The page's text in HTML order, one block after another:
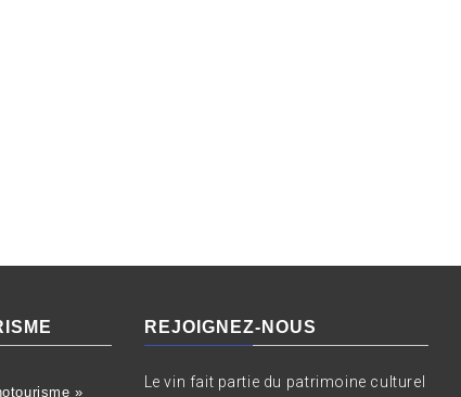
»
REJOIGNEZ-NOUS
Le vin fait partie du patrimoine culturel